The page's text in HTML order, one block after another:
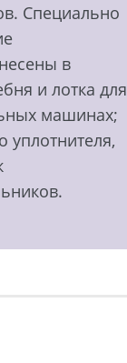
Специально
в
и лотка для
машинах;
уплотнителя,